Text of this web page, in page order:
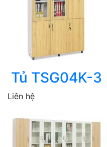
Tủ TSG04K-3
Liên hệ